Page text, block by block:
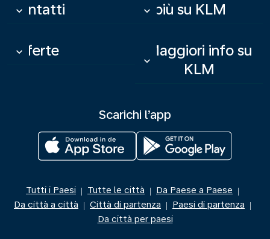
Contatti
keyboard_arrow_down Di più su KLM
keyboard_arrow_down
Offerte
keyboard_arrow_down
Maggiori info su
KLM
keyboard_arrow_down
Scarichi l’app
Tutti i Paesi | Tutte le città | Da Paese a Paese |
Da città a città | Città di partenza | Paesi di partenza |
Da città per paesi